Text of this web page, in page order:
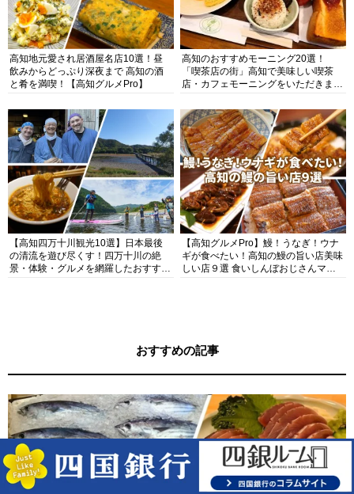
高知地元愛され居酒屋名店10選！昼
飲みからどっぷり深夜まで 高知の酒
と肴を満喫！【高知グルメPro】
高知のおすすめモーニング20選！
「喫茶店の街」高知で美味しい喫茶
店・カフェモーニングをいただきま
【高知四万十川観光10選】日本最後
の清流を遊び尽くす！四万十川の絶
景・体験・グルメを網羅したおすすめ
【高知グルメPro】鰻！うなぎ！ウナ
ギが食べたい！高知の鰻の旨い店美味
しい店９選 食いしんぼおじさんマッ
おすすめの記事